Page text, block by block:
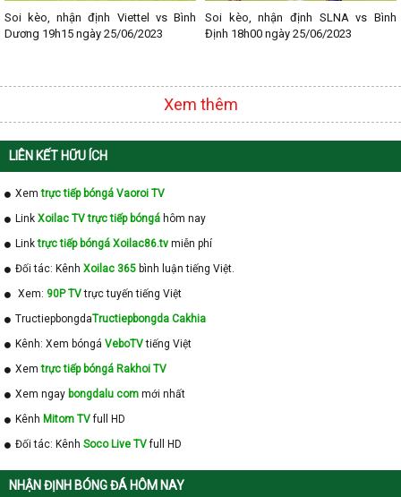
Soi kèo, nhận định Viettel vs Bình
Dương 19h15 ngày 25/06/2023
Soi kèo, nhận định SLNA vs Bình
Định 18h00 ngày 25/06/2023
Xem thêm
LIÊN KẾT HỮU ÍCH
Xemtrực tiếp bóngá Vaoroi TV
Link Xoilac TV trực tiếp bóngá hôm nay
Linktrực tiếp bóngá Xoilac86.tv miễn phí
Đối tác: Kênh Xoilac 365 bình luận tiếng Việt.
Xem: 90P TVtrực tuyến tiếng Việt
TructiepbongdaTructiepbongda Cakhia
Kênh: Xem bóngá VeboTVtiếng Việt
Xemtrực tiếp bóngá Rakhoi TV
Xem ngay bongdalu com mới nhất
Kênh Mitom TVfull HD
Đối tác: Kênh Soco Live TVfull HD
NHẬN ĐỊNH BÓNG ĐÁ HÔM NAY